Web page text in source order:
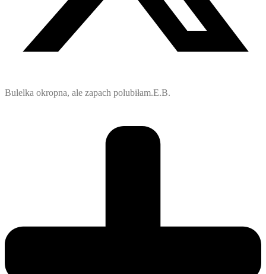
Bulelka okropna, ale zapach polubiłam.E.B.